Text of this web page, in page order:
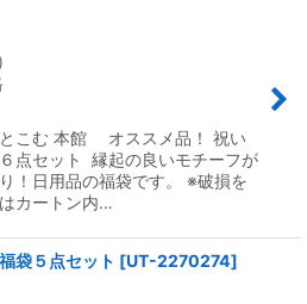
)
こむ 本館 オススメ品！ 祝い
点セット 縁起の良いモチーフが
！日用品の福袋です。 ※破損を
カートン内…
袋５点セット [UT-2270274]